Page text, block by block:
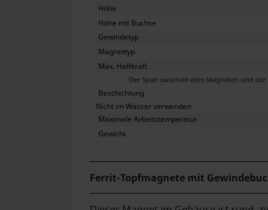
Höhe
Höhe mit Buchse
Gewindetyp
Magnettyp
Max. Haftkraft
Der Spalt zwischen dem Magneten und der
Beschichtung
Nicht im Wasser verwenden
Maximale Arbeitstemperatur
Gewicht
Ferrit-Topfmagnete mit